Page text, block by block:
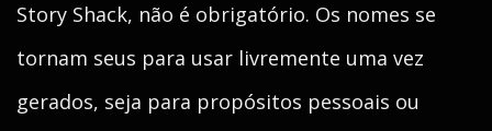
Story Shack, não é obrigatório. Os nomes se
tornam seus para usar livremente uma vez
gerados, seja para propósitos pessoais ou